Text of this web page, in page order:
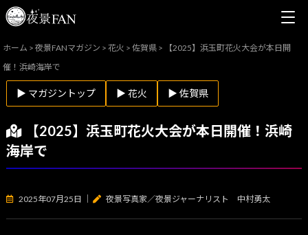
ホーム >夜景FANマガジン >花火 >佐賀県 >
【2025】浜玉町花火大会が本日開
催！浜崎海岸で
▶ マガジントップ ▶ 花火 ▶ 佐賀県
【2025】浜玉町花火大会が本日開催！浜崎
海岸で
2025年07月25日 夜景写真家／夜景ジャーナリスト 中村勇太